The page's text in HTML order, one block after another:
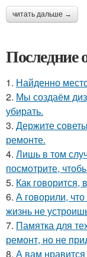
читать дальше →
Последние
1. Найденно
2. Мы создаём
убирать.
3. Держите
ремонте.
4. Лишь в том
посмотрите,
5. Как говорится,
6. А говорили,
жизнь не
7. Памятка для
ремонт, но не
8. А вам